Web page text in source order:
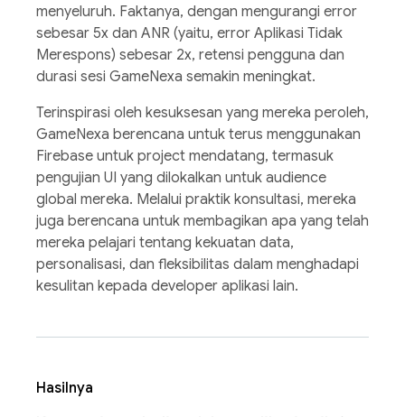
menyeluruh. Faktanya, dengan mengurangi error
sebesar 5x dan ANR (yaitu, error Aplikasi Tidak
Merespons) sebesar 2x, retensi pengguna dan
durasi sesi GameNexa semakin meningkat.
Terinspirasi oleh kesuksesan yang mereka peroleh,
GameNexa berencana untuk terus menggunakan
Firebase untuk project mendatang, termasuk
pengujian UI yang dilokalkan untuk audience
global mereka. Melalui praktik konsultasi, mereka
juga berencana untuk membagikan apa yang telah
mereka pelajari tentang kekuatan data,
personalisasi, dan fleksibilitas dalam menghadapi
kesulitan kepada developer aplikasi lain.
Hasilnya